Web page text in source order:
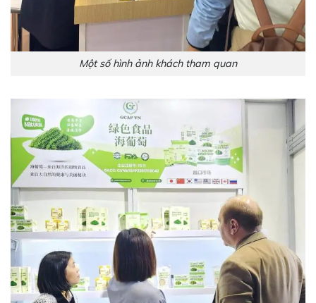
Một số hình ảnh khách tham quan